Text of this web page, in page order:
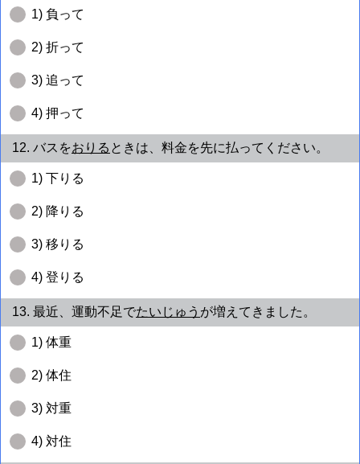
1) 負って
2) 折って
3) 追って
4) 押って
12. バスをおりる ときは、料金を先に払ってください。
1) 下りる
2) 降りる
3) 移りる
4) 登りる
13. 最近、運動不足でたいじゅう が増えてきました。
1) 体重
2) 体住
3) 対重
4) 対住